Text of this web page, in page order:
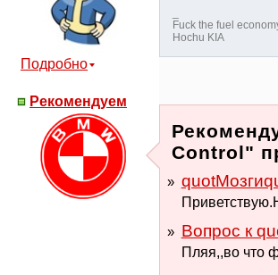
Подробно
Fuck the fuel
Hochu KIA
Рекомендуем
Control"
Вопрос к
Пляя,,во что